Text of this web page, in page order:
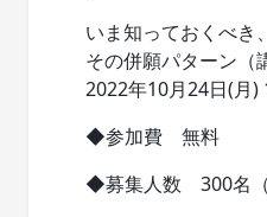
いま知っておくべき
その併願パターン（
2022年10月24日(月)
◆参加費 無料
◆募集人数 300名（